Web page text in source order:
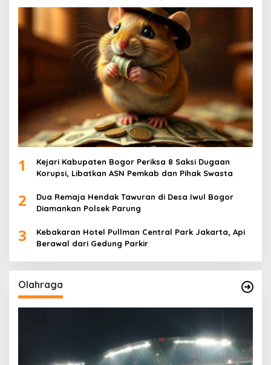
1
Kejari Kabupaten Bogor Periksa 8 Saksi Dugaan
Korupsi, Libatkan ASN Pemkab dan Pihak Swasta
2
Dua Remaja Hendak Tawuran di Desa Iwul Bogor
Diamankan Polsek Parung
3
Kebakaran Hotel Pullman Central Park Jakarta, Api
Berawal dari Gedung Parkir
Olahraga